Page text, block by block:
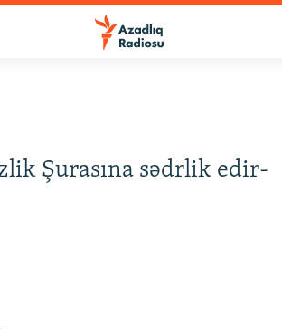
Şurasına sədrlik edir-